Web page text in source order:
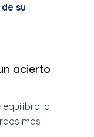
su
acierto
la
más